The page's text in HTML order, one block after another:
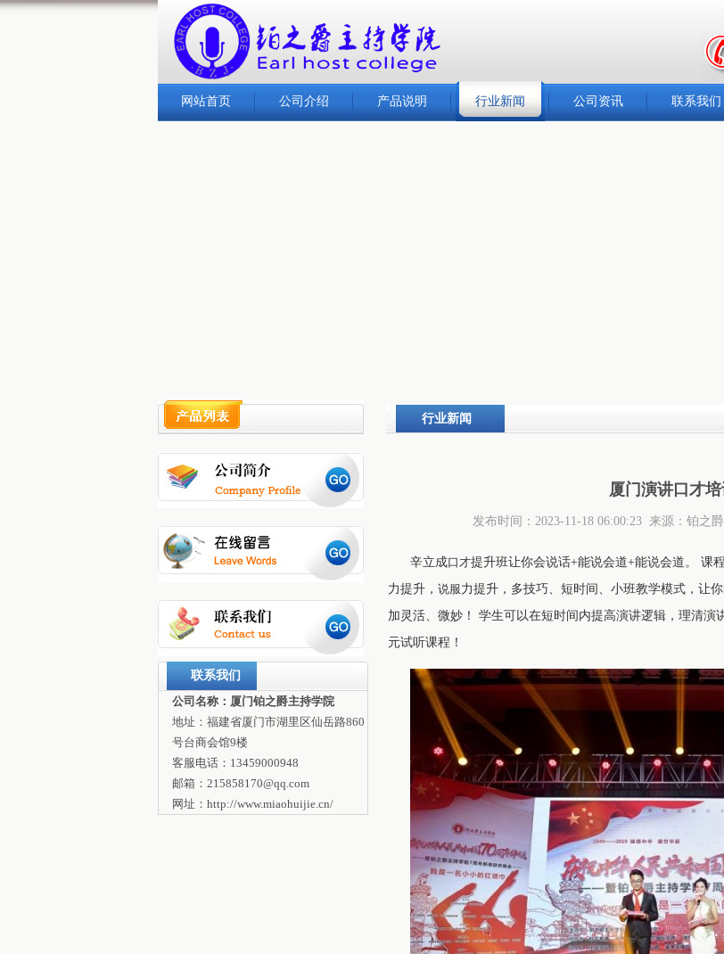
网站首页 公司介绍 产品说明 行业新闻 公司资讯 联系我们
联系我们
公司名称：厦门铂之爵主持学院
地址：福建省厦门市湖里区仙岳路860
号台商会馆9楼
客服电话：13459000948
邮箱：215858170@qq.com
网址：http://www.miaohuijie.cn/
行业新闻
厦门演讲口才
发布时间：2023-11-18 06:00:23 来源：铂之
辛立成口才提升班让你会说话+能说会道+能说会道。 课
力提升， 说服力提升，多技巧、短时间、小班教学模式，让
加灵活、微妙！ 学生可以在短时间内提高演讲逻辑，理清
元试听课程！